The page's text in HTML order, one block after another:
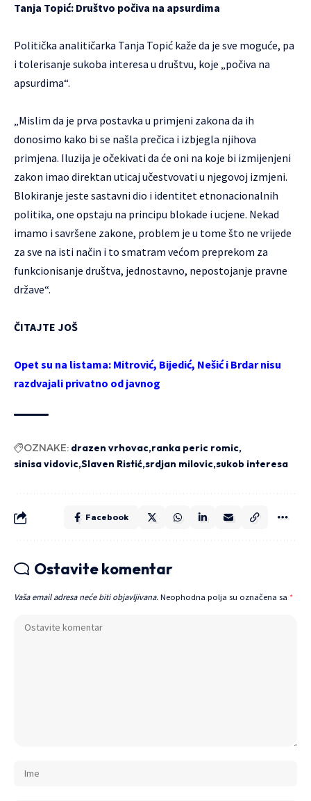
Tanja Topić: Društvo počiva na apsurdima
Politička analitičarka Tanja Topić kaže da je sve moguće, pa
i tolerisanje sukoba interesa u društvu, koje „počiva na
apsurdima“.
„Mislim da je prva postavka u primjeni zakona da ih
donosimo kako bi se našla prečica i izbjegla njihova
primjena. Iluzija je očekivati da će oni na koje bi izmijenjeni
zakon imao direktan uticaj učestvovati u njegovoj izmjeni.
Blokiranje jeste sastavni dio i identitet etnonacionalnih
politika, one opstaju na principu blokade i ucjene. Nekad
imamo i savršene zakone, problem je u tome što ne vrijede
za sve na isti način i to smatram većom preprekom za
funkcionisanje društva, jednostavno, nepostojanje pravne
države“.
ČITAJTE JOŠ
Opet su na listama: Mitrović, Bijedić, Nešić i Brdar nisu
razdvajali privatno od javnog
OZNAKE: drazen vrhovac ranka peric romic
sinisa vidovic Slaven Ristić srdjan milovic sukob interesa
Facebook
Ostavite komentar
Vaša email adresa neće biti objavljivana. Neophodna polja su označena sa *